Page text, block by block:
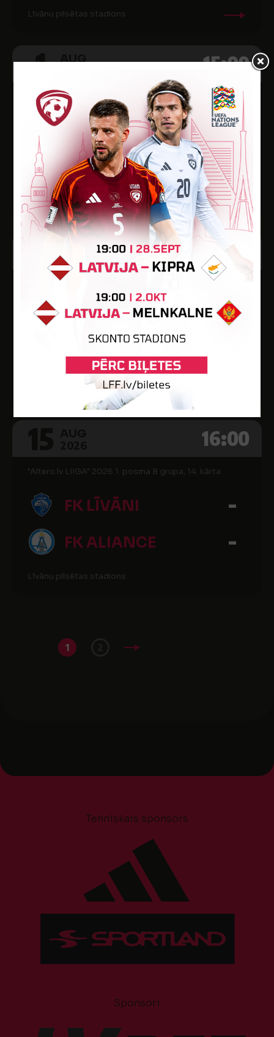
Līvānu pilsētas stadions
1 AUG 15:00
"Altero.lv LIIGA" 2026 1. posma B grupa, 12. kārta
JDFS ALBERTS-2 5
FK LĪVĀNI 0
Rīgas 49. vidusskolas stadions
17:00
2026
"Altero.lv LIIGA" 2026 1. posma B grupa, 13. kārta
AUGŠDAUGAVAS NSS -
FK LĪVĀNI
Ilūkstes pilsētas stadions
16:00
"Altero.lv LIIGA" 2026 1. posma B grupa, 14. kārta
FK LĪVĀNI -
FK ALIANCE -
Līvānu pilsētas stadions
1
Tehniskais sponsors
Sponsori